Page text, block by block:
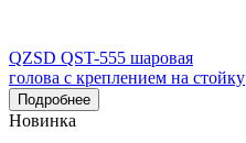
QZSD QST-555 шаровая
голова с креплением на стойку
Подробнее
Новинка